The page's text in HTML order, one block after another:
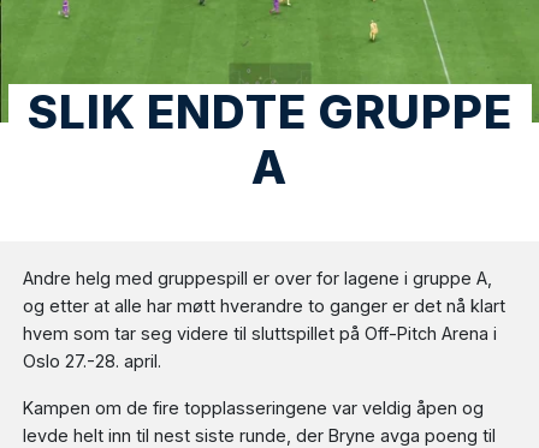
SLIK ENDTE GRUPPE
A
Andre helg med gruppespill er over for lagene i gruppe A,
og etter at alle har møtt hverandre to ganger er det nå klart
hvem som tar seg videre til sluttspillet på Off-Pitch Arena i
Oslo 27.-28. april.
Kampen om de fire topplasseringene var veldig åpen og
levde helt inn til nest siste runde, der Bryne avga poeng til